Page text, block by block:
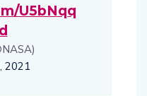
U5bNqq
2021